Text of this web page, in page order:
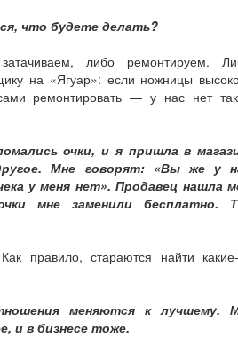
что будете делать?
либо ремонтируем.
на «Ягуар»: если ножницы
ремонтировать — у нас нет
очки, и я пришла в
Мне говорят: «Вы же у
у меня нет». Продавец нашла
мне заменили бесплатно.
правило, стараются найти
меняются к лучшему.
и в бизнесе тоже.